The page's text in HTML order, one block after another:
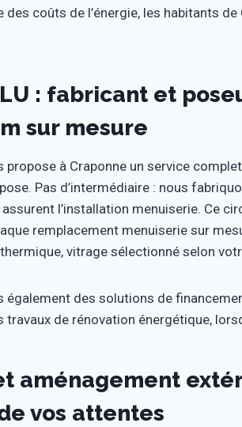
des coûts de l’énergie, les habitants
: fabricant et
sur mesure
propose à Craponne un service
Pas d’intermédiaire : nous
l’installation menuiserie. Ce
remplacement menuiserie sur
vitrage sélectionné selon
également des solutions de
travaux de rénovation énergétique,
aménagement
vos attentes